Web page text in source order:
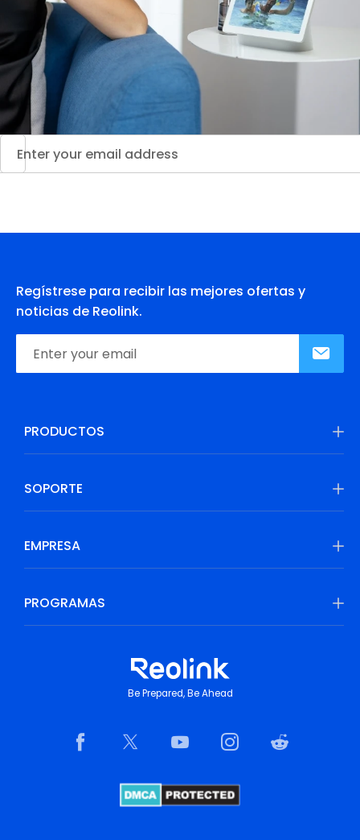
Regístrese para recibir las mejores ofertas y
noticias de Reolink.
PRODUCTOS
SOPORTE
EMPRESA
PROGRAMAS
Be Prepared, Be Ahead